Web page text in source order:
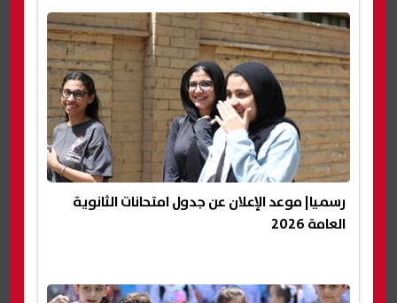
رسميا| موعد الإعلان عن جدول امتحانات الثانوية
العامة 2026